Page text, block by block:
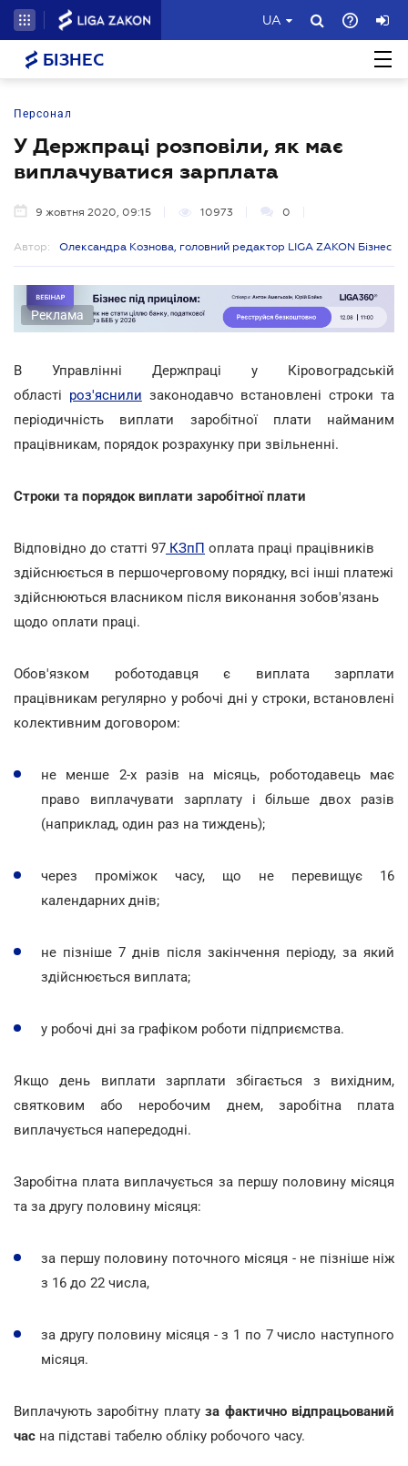
UA
БІЗНЕС
Персонал
У Держпраці розповіли, як має
виплачуватися зарплата
9 жовтня 2020, 09:15 10973 0
Автор: Олександра Кознова, головний редактор LIGA ZAKON Бізнес
Реклама
В Управлінні Держпраці у Кіровоградській
області роз'яснили законодавчо встановлені строки та
періодичність виплати заробітної плати найманим
працівникам, порядок розрахунку при звільненні.
Строки та порядок виплати заробітної плати
Відповідно до статті 97 КЗпП оплата праці працівників
здійснюється в першочерговому порядку, всі інші платежі
здійснюються власником після виконання зобов'язань
щодо оплати праці.
Обов'язком роботодавця є виплата зарплати
працівникам регулярно у робочі дні у строки, встановлені
колективним договором:
не менше 2-х разів на місяць, роботодавець має
право виплачувати зарплату і більше двох разів
(наприклад, один раз на тиждень);
через проміжок часу, що не перевищує 16
календарних днів;
не пізніше 7 днів після закінчення періоду, за який
здійснюється виплата;
у робочі дні за графіком роботи підприємства.
Якщо день виплати зарплати збігається з вихідним,
святковим aбо неробочим днем, заробітна плата
виплачується напередодні.
Заробітна плата виплачується за першу половину місяця
та за другу половину місяця:
за першу половину поточного місяця - не пізніше ніж
з 16 до 22 числа,
за другу половину місяця - з 1 по 7 число наступного
місяця.
Виплачують заробітну платуза фактично відпрацьований
час на підставі табелю обліку робочого часу.